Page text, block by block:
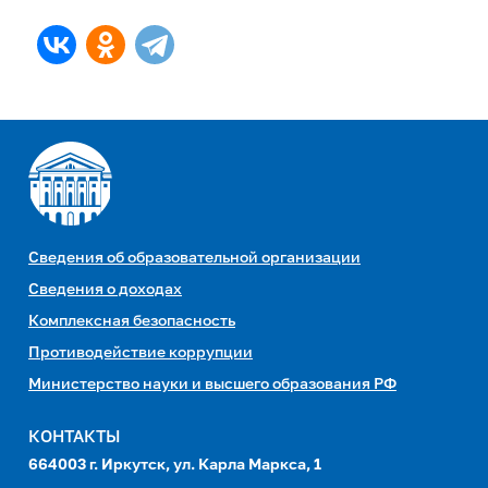
Сведения об образовательной организации
Сведения о доходах
Комплексная безопасность
Противодействие коррупции
Министерство науки и высшего образования РФ
КОНТАКТЫ
664003 г. Иркутск, ул. Карла Маркса, 1